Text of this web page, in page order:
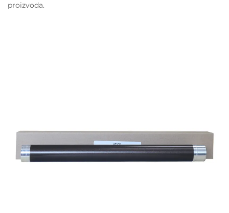
proizvoda.